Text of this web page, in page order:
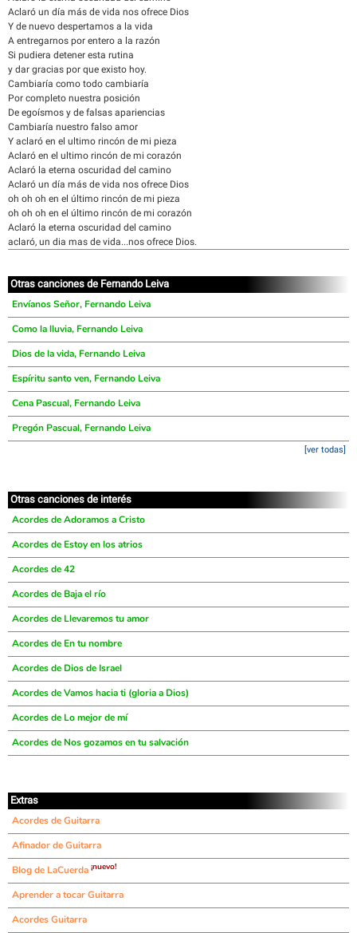
Aclaró un día más de vida nos ofrece Dios
Y de nuevo despertamos a la vida
A entregarnos por entero a la razón
Si pudiera detener esta rutina
y dar gracias por que existo hoy.
Cambiaría como todo cambiaría
Por completo nuestra posición
De egoísmos y de falsas apariencias
Cambiaría nuestro falso amor
Y aclaró en el ultimo rincón de mi pieza
Aclaró en el ultimo rincón de mi corazón
Aclaró la eterna oscuridad del camino
Aclaró un día más de vida nos ofrece Dios
oh oh oh en el último rincón de mi pieza
oh oh oh en el último rincón de mi corazón
Aclaró la eterna oscuridad del camino
aclaró, un dia mas de vida...nos ofrece Dios.
Otras canciones de Fernando Leiva
Envíanos Señor, Fernando Leiva
Como la lluvia, Fernando Leiva
Dios de la vida, Fernando Leiva
Espíritu santo ven, Fernando Leiva
Cena Pascual, Fernando Leiva
Pregón Pascual, Fernando Leiva
[ver todas]
Otras canciones de interés
Acordes de Adoramos a Cristo
Acordes de Estoy en los atrios
Acordes de 42
Acordes de Baja el río
Acordes de Llevaremos tu amor
Acordes de En tu nombre
Acordes de Dios de Israel
Acordes de Vamos hacia ti (gloria a Dios)
Acordes de Lo mejor de mí
Acordes de Nos gozamos en tu salvación
Extras
Acordes de Guitarra
Afinador de Guitarra
Blog de LaCuerda ¡nuevo!
Aprender a tocar Guitarra
Acordes Guitarra